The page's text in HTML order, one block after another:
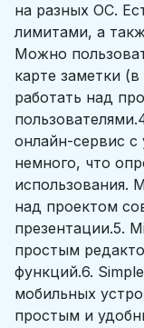
на разных ОС.
лимитами, а
Можно
карте заметки
работать над
онлайн-сервис
немного, что
использования.
над проектом
презентации.5.
простым
функций.6.
мобильных
простым и